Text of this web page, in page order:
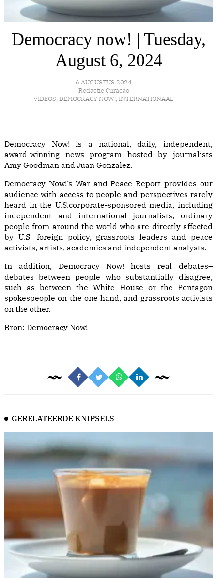
Democracy now! | Tuesday,
August 6, 2024
6 AUGUSTUS 2024
Redactie Curacao
VIDEOS, DEMOCRACY NOW!, INTERNATIONAAL
Democracy Now! is a national, daily, independent,
award-winning news program hosted by journalists
Amy Goodman and Juan Gonzalez.
Democracy Now!’s War and Peace Report provides our
audience with access to people and perspectives rarely
heard in the U.S.corporate-sponsored media, including
independent and international journalists, ordinary
people from around the world who are directly affected
by U.S. foreign policy, grassroots leaders and peace
activists, artists, academics and independent analysts.
In addition, Democracy Now! hosts real debates–
debates between people who substantially disagree,
such as between the White House or the Pentagon
spokespeople on the one hand, and grassroots activists
on the other.
Bron: Democracy Now!
GERELATEERDE KNIPSELS